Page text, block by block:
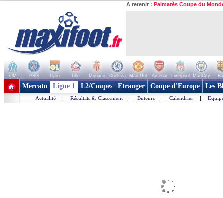
A retenir : Palmarès Coupe du
OM PSG Lyon Lille Monaco Chelsea Man Utd Arsenal Liverpool ManCity
+ de clubs
Mercato Ligue 1 L2/Coupes Etranger Coupe d'Europe Les
Actualité | Résultats & Classement | Buteurs | Calendrier |